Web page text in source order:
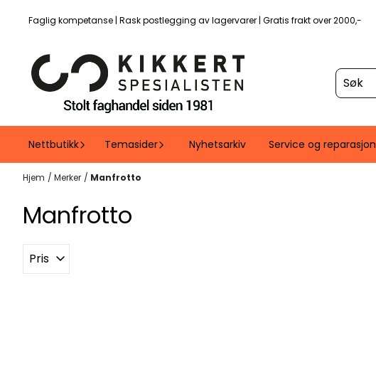
Hopp til innhold
Faglig kompetanse | Rask postlegging av lagervarer | Gratis frakt over 2000,-
Nettbutikk Temasider Nyhetsarkiv Service og reparasjon
Hjem / Merker / Manfrotto
Manfrotto
Pris